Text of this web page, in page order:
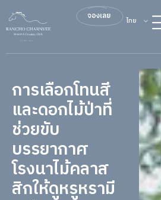
ไทย
จองเลย
การเลือกโทนสี
และดอกไม้ป่าที่
ช่วยขับ
บรรยากาศ
โรงนาไม้คลาส
สิกให้ดูหรูหรามี